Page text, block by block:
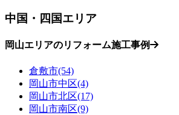
中国・四国エリア
岡山エリアのリフォーム施工事例
倉敷市(54)
岡山市中区(4)
岡山市北区(17)
岡山市南区(9)